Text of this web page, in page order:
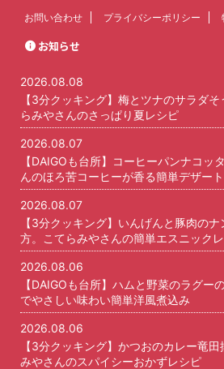
お問い合わせ プライバシーポリシー
お知らせ
2026.08.08
【3分クッキング】梅とツナのサラダ
らみやさんのさっぱり夏レシピ
2026.08.07
【DAIGOも台所】コーヒーパンナコッ
んのほろ苦コーヒーが香る簡単デザート
2026.08.07
【3分クッキング】いんげんと豚肉の
方。こてらみやさんの簡単エスニック
2026.08.06
【DAIGOも台所】ハムと野菜のラグー
でやさしい味わい簡単洋風煮込み
2026.08.06
【3分クッキング】かつおのカレー竜
みやさんのスパイシーおかずレシピ